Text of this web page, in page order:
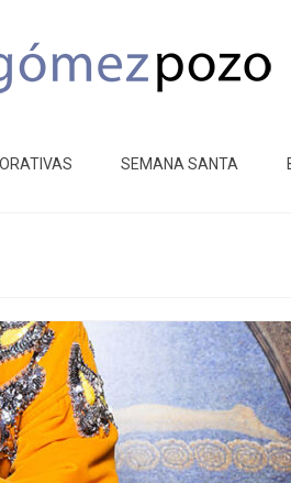
SEMANA SANTA